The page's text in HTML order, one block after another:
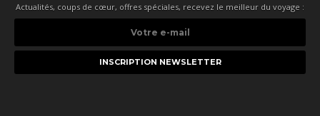
Actualités, coups de cœur, offres spéciales, recevez le meilleur du voyage :
e-